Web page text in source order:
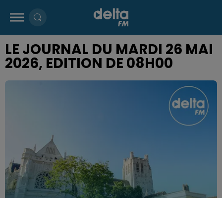
LE JOURNAL DU MARDI 26 MAI
2026, EDITION DE 08H00